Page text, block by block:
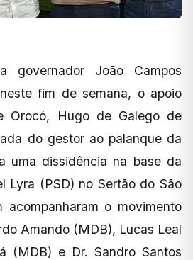
governador João Campos
fim de semana, o apoio
Orocó, Hugo de Galego de
do gestor ao palanque da
uma dissidência na base da
Lyra (PSD) no Sertão do São
acompanharam o movimento
Amando (MDB), Lucas Leal
(MDB) e Dr. Sandro Santos